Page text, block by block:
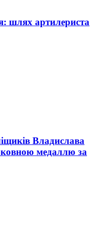
шлях артилериста
Владислава
медаллю за